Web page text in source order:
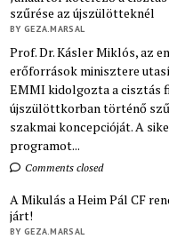
szűrése az újszülötteknél
BY GEZA.MARSAL
Prof. Dr. Kásler Miklós, az
erőforrások minisztere
EMMI kidolgozta a cisztás
újszülöttkorban történő
szakmai koncepcióját. A
programot...
Comments closed
A Mikulás a Heim Pál CF
járt!
BY GEZA.MARSAL